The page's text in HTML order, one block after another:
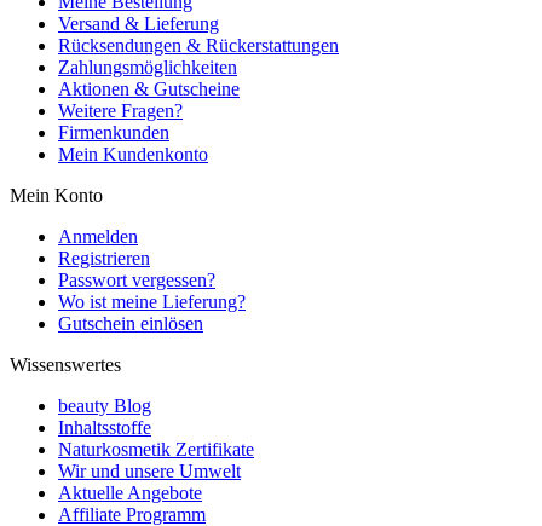
Versand & Lieferung
Rücksendungen & Rückerstattungen
Zahlungsmöglichkeiten
Aktionen & Gutscheine
Weitere Fragen?
Firmenkunden
Mein Kundenkonto
Mein Konto
Anmelden
Registrieren
Passwort vergessen?
Wo ist meine Lieferung?
Gutschein einlösen
Wissenswertes
beauty Blog
Inhaltsstoffe
Naturkosmetik Zertifikate
Wir und unsere Umwelt
Aktuelle Angebote
Affiliate Programm